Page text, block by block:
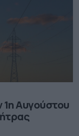
1η Αυγούστου